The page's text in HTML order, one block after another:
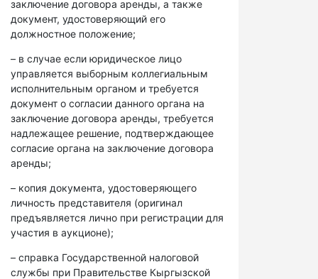
заключение договора аренды, а также
документ, удостоверяющий его
должностное положение;
– в случае если юридическое лицо
управляется выборным коллегиальным
исполнительным органом и требуется
документ о согласии данного органа на
заключение договора аренды, требуется
надлежащее решение, подтверждающее
согласие органа на заключение договора
аренды;
– копия документа, удостоверяющего
личность представителя (оригинал
предъявляется лично при регистрации для
участия в аукционе);
– справка Государственной налоговой
службы при Правительстве Кыргызской